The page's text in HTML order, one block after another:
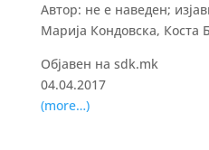
Автор: не е наведен;
Марија Кондовска, Коста
Објавен на sdk.mk
04.04.2017
(more…)